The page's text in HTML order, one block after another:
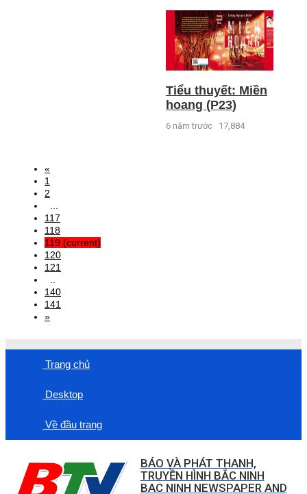
Tiểu thuyết: Miền
hoang (P23)
6 năm trước 17,884
«
1
2
...
117
118
119 (current)
120
121
..
140
141
»
Trang chủ
Desktop
Về đầu trang
BÁO VÀ PHÁT THANH,
TRUYỀN HÌNH BẮC NINH
BAC NINH NEWSPAPER AND